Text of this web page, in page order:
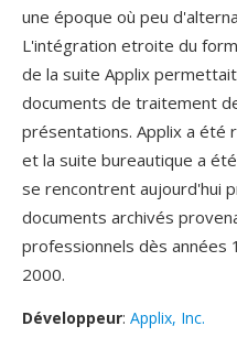
une époque où peu
L'intégration etroite du
de la suite Applix
documents de traitement
présentations. Applix a été
et la suite bureautique a
se rencontrent aujourd'hui
documents archivés
professionnels dès années
2000.
Développeur: Applix, Inc.